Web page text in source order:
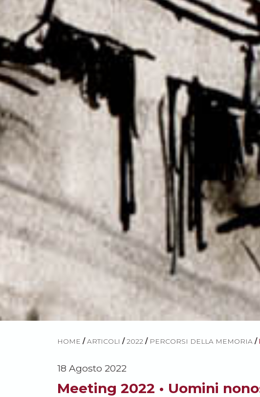
HOME / ARTICOLI / 2022 / PERCORSI DELLA MEMORIA /
18 Agosto 2022
Meeting 2022 • Uomini